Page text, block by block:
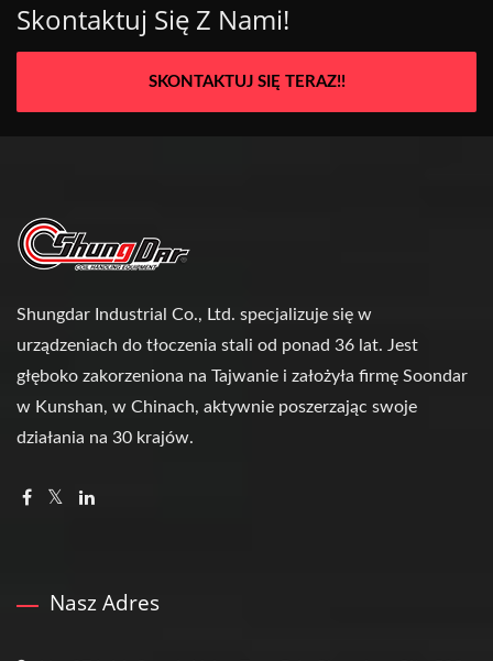
Skontaktuj Się Z Nami!
SKONTAKTUJ SIĘ TERAZ!!
Shungdar Industrial Co., Ltd. specjalizuje się w
urządzeniach do tłoczenia stali od ponad 36 lat. Jest
głęboko zakorzeniona na Tajwanie i założyła firmę Soondar
w Kunshan, w Chinach, aktywnie poszerzając swoje
działania na 30 krajów.
Nasz Adres